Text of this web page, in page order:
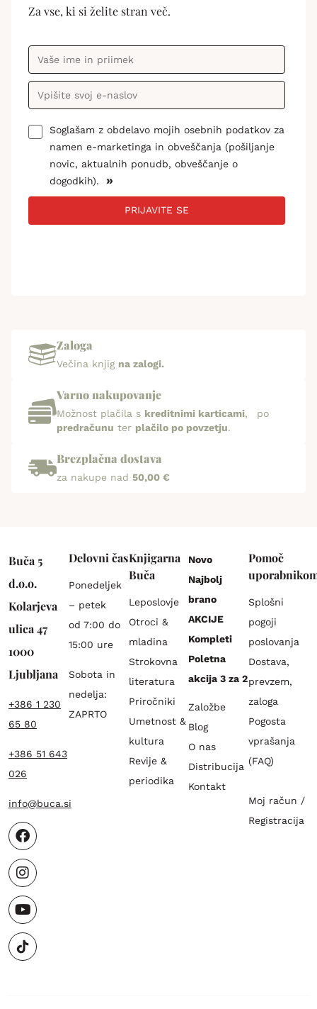
Za vse, ki si želite stran več.
Soglašam z obdelavo mojih osebnih podatkov za
namen e-marketinga in obveščanja (pošiljanje
novic, aktualnih ponudb, obveščanje o
dogodkih).
»
PRIJAVITE SE
Zaloga
Večina knjig na zalogi.
Varno nakupovanje
Možnost plačila s kreditnimi karticami, po
predračunu ter plačilo po povzetju.
Brezplačna dostava
za nakupe nad 50,00 €
Buča 5
d.o.o.
Kolarjeva
ulica 47
1000
Ljubljana
+386 1 230
65 80
+386 51 643
026
info@buca.si
Delovni čas
Ponedeljek
– petek
od 7:00 do
15:00 ure
Sobota in
nedelja:
ZAPRTO
Knjigarna
Buča
Leposlovje
Otroci &
mladina
Strokovna
literatura
Priročniki
Umetnost &
kultura
Revije &
periodika
Novo
Najbolj
brano
AKCIJE
Kompleti
Poletna
akcija 3 za 2
Založbe
Blog
O nas
Distribucija
Kontakt
Pomoč
Splošni
pogoji
poslovanja
Dostava,
prevzem,
zaloga
Pogosta
vprašanja
(FAQ)
Moj račun /
Registracija